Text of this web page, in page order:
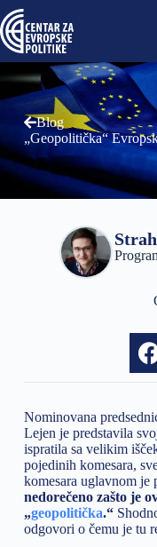
Blog
„Geopolitička“
Nominovana
Lejen je predstavila
ispratila sa velikim
pojedinih komesara,
komesara uglavnom je
nedorečeno zašto je
„geopolitička.“
odgovori o čemu je tu